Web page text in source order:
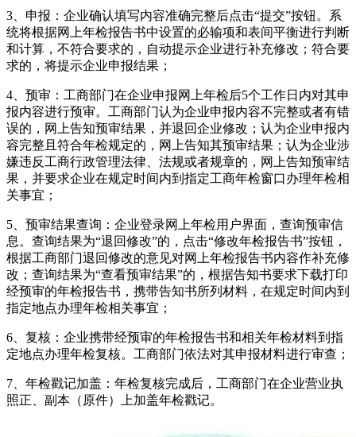
3、申报：企业确认填写内容准确完整后点击“提交”按钮。系
统将根据网上年检报告书中设置的必输项和表间平衡进行判断
和计算，不符合要求的，自动提示企业进行补充修改；符合要
求的，将提示企业申报结果；
4、预审：工商部门在企业申报网上年检后5个工作日内对其申
报内容进行预审。工商部门认为企业申报内容不完整或者有错
误的，网上告知预审结果，并退回企业修改；认为企业申报内
容完整且符合年检规定的，网上告知其预审结果；认为企业涉
嫌违反工商行政管理法律、法规或者规章的，网上告知预审结
果，并要求企业在规定时间内到指定工商年检窗口办理年检相
关事宜；
5、预审结果查询：企业登录网上年检用户界面，查询预审信
息。查询结果为“退回修改”的，点击“修改年检报告书”按钮，
根据工商部门退回修改的意见对网上年检报告书内容作补充修
改；查询结果为“查看预审结果”的，根据告知书要求下载打印
经预审的年检报告书，携带告知书所列材料，在规定时间内到
指定地点办理年检相关事宜；
6、复核：企业携带经预审的年检报告书和相关年检材料到指
定地点办理年检复核。工商部门依法对其申报材料进行审查；
7、年检戳记加盖：年检复核完成后，工商部门在企业营业执
照正、副本（原件）上加盖年检戳记。